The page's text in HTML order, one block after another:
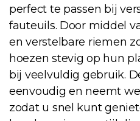
perfect te passen bij
fauteuils. Door middel
en verstelbare riemen
hoezen stevig op hun
bij veelvuldig gebruik.
eenvoudig en neemt
zodat u snel kunt